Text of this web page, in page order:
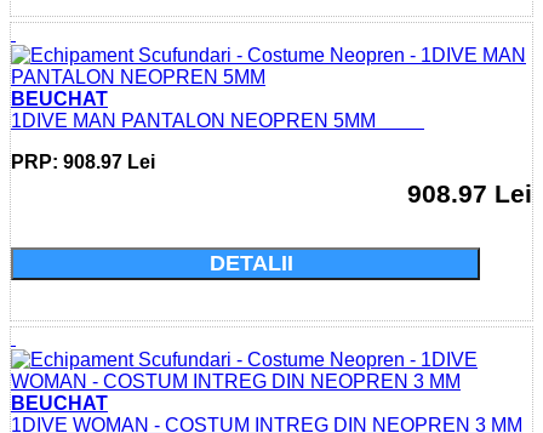
BEUCHAT
1DIVE MAN PANTALON NEOPREN 5MM
PRP: 908.97 Lei
908.97 Lei
DETALII
BEUCHAT
1DIVE WOMAN - COSTUM INTREG DIN NEOPREN 3 MM